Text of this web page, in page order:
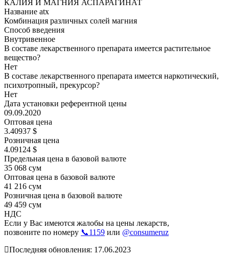
КАЛИЯ И МАГНИЯ АСПАРАГИНАТ
Название atx
Комбинация различных солей магния
Способ введения
Внутривенное
В составе лекарственного препарата имеется растительное
вещество?
Нет
В составе лекарственного препарата имеется наркотический,
психотропный, прекурсор?
Нет
Дата установки референтной цены
09.09.2020
Оптовая цена
3.40937 $
Розничная цена
4.09124 $
Предельная цена в базовой валюте
35 068 сум
Оптовая цена в базовой валюте
41 216 сум
Розничная цена в базовой валюте
49 459 сум
НДС
Если у Вас имеются жалобы на цены лекарств,
позвоните по номеру 📞1159 или @consumeruz
Последняя обновления: 17.06.2023